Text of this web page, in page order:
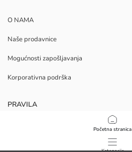
Početna stranica
O NAMA
Naše prodavnice
Mogućnosti zapošljavanja
Korporativna podrška
PRAVILA
Politika privatnosti i sigurnosti podataka
Uvjeti korištenja